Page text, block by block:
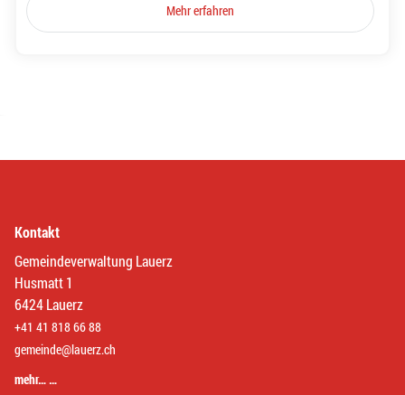
Mehr erfahren
Kontakt
Gemeindeverwaltung Lauerz
Husmatt 1
6424 Lauerz
+41 41 818 66 88
gemeinde@lauerz.ch
mehr… …